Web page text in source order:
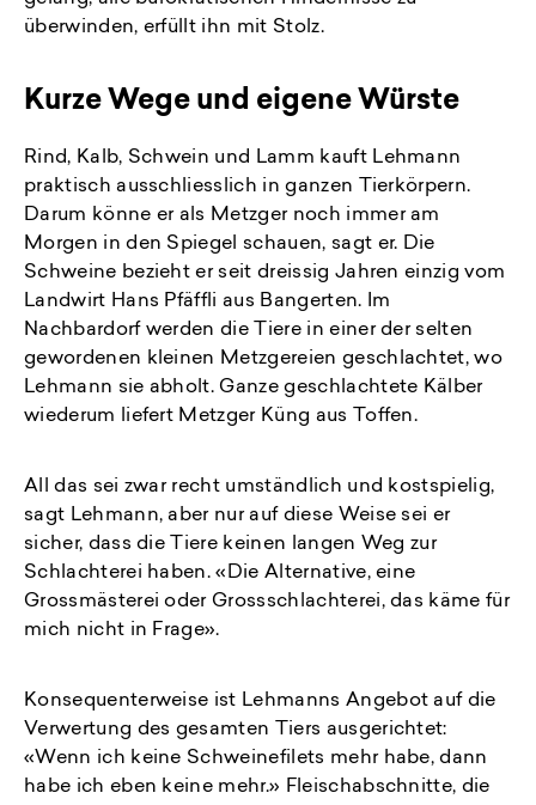
überwinden, erfüllt ihn mit Stolz.
Kurze Wege und eigene Würste
Rind, Kalb, Schwein und Lamm kauft Lehmann
praktisch ausschliesslich in ganzen Tierkörpern.
Darum könne er als Metzger noch immer am
Morgen in den Spiegel schauen, sagt er. Die
Schweine bezieht er seit dreissig Jahren einzig vom
Landwirt Hans Pfäffli aus Bangerten. Im
Nachbardorf werden die Tiere in einer der selten
gewordenen kleinen Metzgereien geschlachtet, wo
Lehmann sie abholt. Ganze geschlachtete Kälber
wiederum liefert Metzger Küng aus Toffen.
All das sei zwar recht umständlich und kostspielig,
sagt Lehmann, aber nur auf diese Weise sei er
sicher, dass die Tiere keinen langen Weg zur
Schlachterei haben. «Die Alternative, eine
Grossmästerei oder Grossschlachterei, das käme für
mich nicht in Frage».
Konsequenterweise ist Lehmanns Angebot auf die
Verwertung des gesamten Tiers ausgerichtet:
«Wenn ich keine Schweinefilets mehr habe, dann
habe ich eben keine mehr.» Fleischabschnitte, die